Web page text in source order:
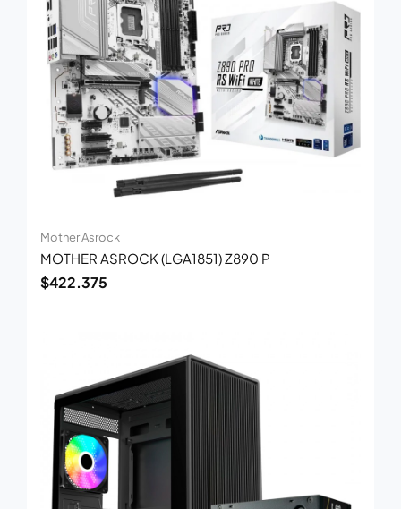
Mother Asrock
MOTHER ASROCK (LGA1851) Z890 P
$422.375